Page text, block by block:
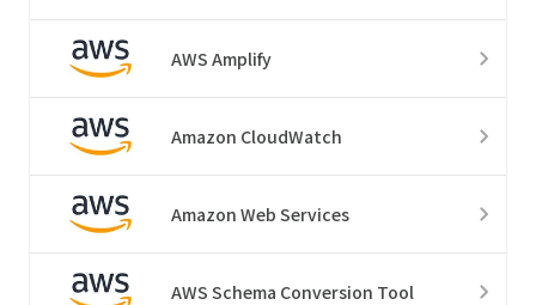
AWS Amplify
Amazon CloudWatch
Amazon Web Services
AWS Schema Conversion Tool